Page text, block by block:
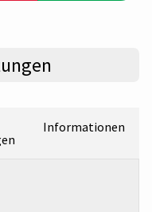
Informationen